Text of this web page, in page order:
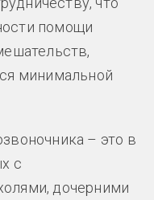
помощи
минимальной
– это в
с
дочерними